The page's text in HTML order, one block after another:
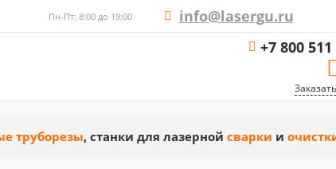
Пн-Пт: 8:00 до 19:00 info@lasergu.ru
+7 800
труборезы, станки для лазерной сварки и